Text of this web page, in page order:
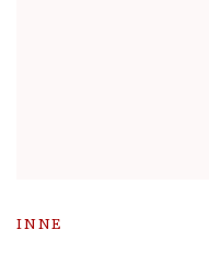
INNE